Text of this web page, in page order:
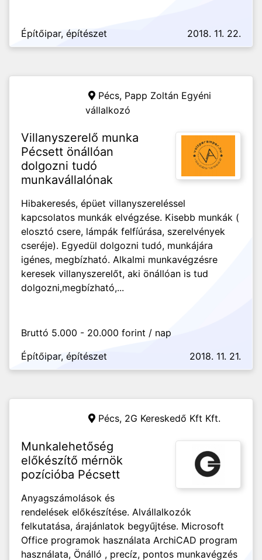
Építőipar, építészet 2018. 11. 22.
Pécs, Papp Zoltán Egyéni
vállalkozó
Villanyszerelő munka
Pécsett önállóan
dolgozni tudó
munkavállalónak
Hibakeresés, épüet villanyszereléssel
kapcsolatos munkák elvégzése. Kisebb munkák (
elosztó csere, lámpák felfíúrása, szerelvények
cseréje). Egyedül dolgozni tudó, munkájára
igénes, megbízható. Alkalmi munkavégzésre
keresek villanyszerelőt, aki önállóan is tud
dolgozni,megbízható,...
Bruttó 5.000 - 20.000 forint / nap
Építőipar, építészet
2018. 11. 21.
Pécs, 2G Kereskedő Kft Kft.
Munkalehetőség
előkészítő mérnök
pozícióba Pécsett
Anyagszámolások és
rendelések előkészítése. Alvállalkozók
felkutatása, árajánlatok begyűjtése. Microsoft
Office programok használata ArchiCAD program
használata, Önálló , precíz, pontos munkavégzés